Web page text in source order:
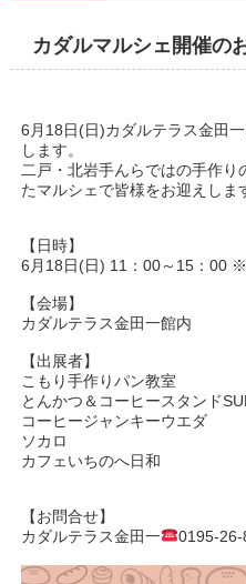
カダルマルシェ開催の
6月18日(日)カダルテラス金田
します。
二戸・北岩手んらではの手作り
たマルシェで皆様をお迎えしま
【日時】
6月18日(日) 11：00～15：00 ※
【会場】
カダルテラス金田一館内
【出展者】
こもり手作りパン教室
とんかつ＆コーヒースタンド
コーヒージャンキーウエダ
ソカロ
カフェいちのへ日和
【お問合せ】
カダルテラス金田一
0195-26-